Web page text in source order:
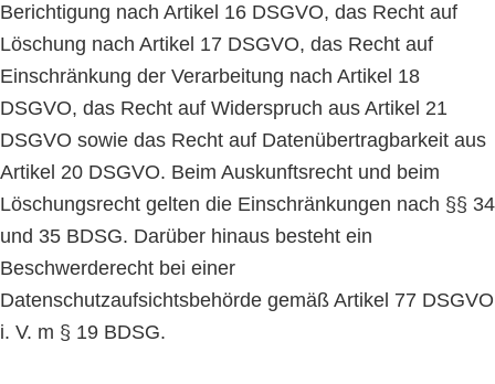
Berichtigung nach Artikel 16 DSGVO, das Recht auf
Löschung nach Artikel 17 DSGVO, das Recht auf
Einschränkung der Verarbeitung nach Artikel 18
DSGVO, das Recht auf Widerspruch aus Artikel 21
DSGVO sowie das Recht auf Datenübertragbarkeit aus
Artikel 20 DSGVO. Beim Auskunftsrecht und beim
Löschungsrecht gelten die Einschränkungen nach §§ 34
und 35 BDSG. Darüber hinaus besteht ein
Beschwerderecht bei einer
Datenschutzaufsichtsbehörde gemäß Artikel 77 DSGVO
i. V. m § 19 BDSG.